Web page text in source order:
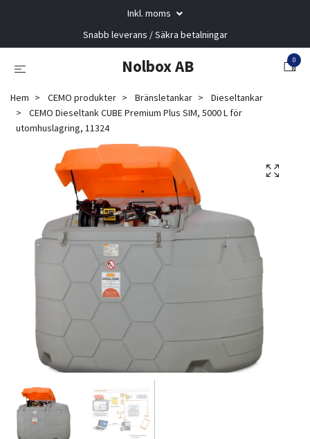
Inkl. moms
Snabb leverans / Säkra betalningar
Nolbox AB 0
Hem CEMO produkter Bränsletankar
Dieseltankar
CEMO Dieseltank CUBE Premium Plus SIM, 5000 L för
utomhuslagring, 11324